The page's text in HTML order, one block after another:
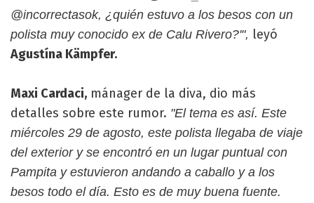
@incorrectasok, ¿quién estuvo a los besos con un
polista muy conocido ex de Calu Rivero?'", leyó
Agustína Kämpfer.
Maxi Cardaci, mánager de la diva, dio más
detalles sobre este rumor. "El tema es así. Este
miércoles 29 de agosto, este polista llegaba de viaje
del exterior y se encontró en un lugar puntual con
Pampita y estuvieron andando a caballo y a los
besos todo el día. Esto es de muy buena fuente.